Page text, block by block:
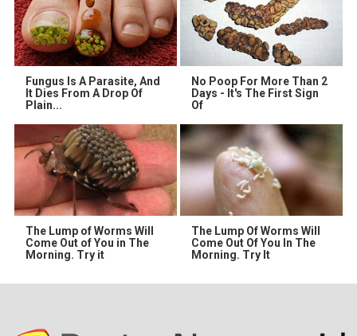
Fungus Is A Parasite, And
It Dies From A Drop Of
Plain...
No Poop For More Than 2
Days - It's The First Sign
Of
The Lump of Worms Will
Come Out of You in The
Morning. Try it
The Lump Of Worms Will
Come Out Of You In The
Morning. Try It